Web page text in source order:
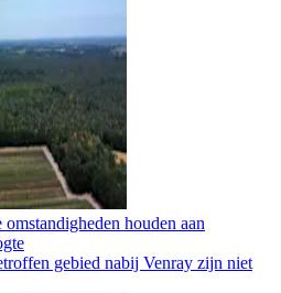
houden aan
gebied nabij Venray zijn niet